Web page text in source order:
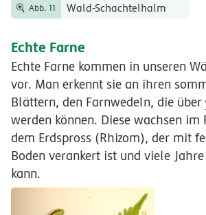
Abb. 11 Wald-Schachtelhalm
Echte Farne
Echte Farne kommen in unseren
vor. Man erkennt sie an ihren
Blättern, den Farnwedeln, die über
werden können. Diese wachsen im
dem Erdspross (Rhizom), der mit
Boden verankert ist und viele
kann.